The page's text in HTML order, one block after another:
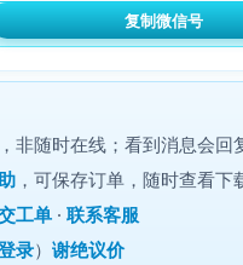
复制微信号
非随时在线；看到消息会回
，可保存订单，随时查看下
工单 ·联系客服
录）谢绝议价